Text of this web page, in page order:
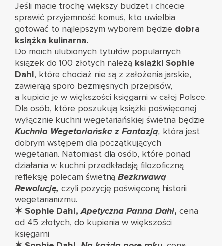
Jeśli macie trochę większy budżet i chcecie
sprawić przyjemność komuś, kto uwielbia
gotować to najlepszym wyborem będzie dobra
książka kulinarna.
Do moich ulubionych tytułów popularnych
książek do 100 złotych należą książki Sophie
Dahl, które chociaż nie są z założenia jarskie,
zawierają sporo bezmięsnych przepisów,
a kupicie je w większości księgarni w całej Polsce.
Dla osób, które poszukują książki poświęconej
wyłącznie kuchni wegetariańskiej świetna będzie
Kuchnia Wegetariańska z Fantazją, która jest
dobrym wstępem dla początkujących
wegetarian. Natomiast dla osób, które ponad
działania w kuchni przedkładają filozoficzną
refleksję polecam świetną Bezkrwawą
Rewolucję, czyli pozycję poświęconą historii
wegetarianizmu.
✶ Sophie Dahl,Apetyczna Panna Dahl, cena
od 45 złotych, do kupienia w większości
księgarni